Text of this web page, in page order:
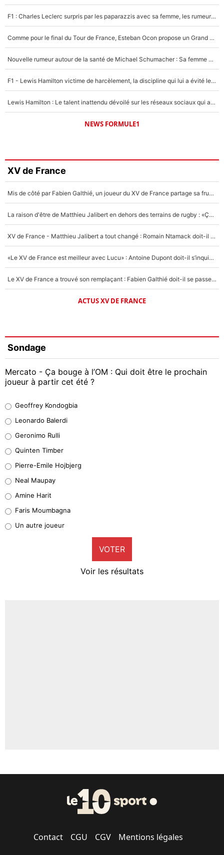
F1 : Charles Leclerc surpris par les paparazzis avec sa femme, les rumeurs étaient vraies !
Comme pour le final du Tour de France, Esteban Ocon propose un Grand Prix de Formule 1 à Paris : «Autour de l’Arc de Triomphe, ce serait génial» !
Nouvelle rumeur autour de la santé de Michael Schumacher : Sa femme Corinna sort du silence
F1 - Lewis Hamilton victime de harcèlement, la discipline qui lui a évité le pire : «J'aurais probablement mal tourné»
Lewis Hamilton : Le talent inattendu dévoilé sur les réseaux sociaux qui a impressionné Kim Kardashian pendant leurs vacances en amoureux !
NEWS FORMULE1
XV de France
Mis de côté par Fabien Galthié, un joueur du XV de France partage sa frustration : «ils ne me l’ont pas dit tout de suite»
La raison d'être de Matthieu Jalibert en dehors des terrains de rugby : «Ça m'atteint autant que si tu touches à un membre de ma famille»
XV de France - Matthieu Jalibert a tout changé : Romain Ntamack doit-il s’inquiéter pour sa place à un an de la Coupe du monde ?
«Le XV de France est meilleur avec Lucu» : Antoine Dupont doit-il s’inquiéter pour sa place ?
Le XV de France a trouvé son remplaçant : Fabien Galthié doit-il se passer d'Antoine Dupont ?
ACTUS XV DE FRANCE
Sondage
Mercato - Ça bouge à l’OM : Qui doit être le prochain
joueur à partir cet été ?
38%
32%
4%
1%
9%
Geoffrey Kondogbia
Leonardo Balerdi
Geronimo Rulli
Quinten Timber
Pierre-Emile Hojbjerg
Neal Maupay
Amine Harit
Faris Moumbagna
Un autre joueur
VOTER
Voir les résultats
Contact CGU CGV Mentions légales